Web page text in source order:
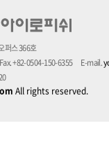
퍼스 366호
Fax. +82-0504-150-6355 E-mail.
All rights reserved.